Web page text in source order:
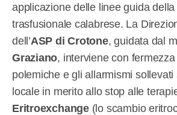
applicazione delle linee guida della
trasfusionale calabrese. La
dell’ASP di Crotone, guidata dal
Graziano, interviene con
polemiche e gli allarmismi sollevati
locale in merito allo stop alle
Eritroexchange(lo scambio